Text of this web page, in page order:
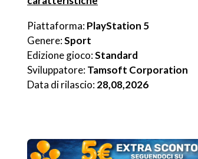
Piattaforma: PlayStation 5
Genere: Sport
Edizione gioco: Standard
Sviluppatore: Tamsoft Corporation
Data di rilascio: 28,08,2026